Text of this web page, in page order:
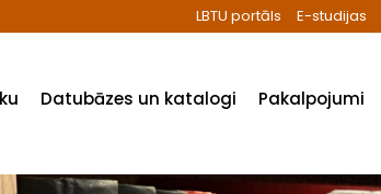
LBTU portāls E-studijas
Datubāzes un katalogi Pakalpojumi